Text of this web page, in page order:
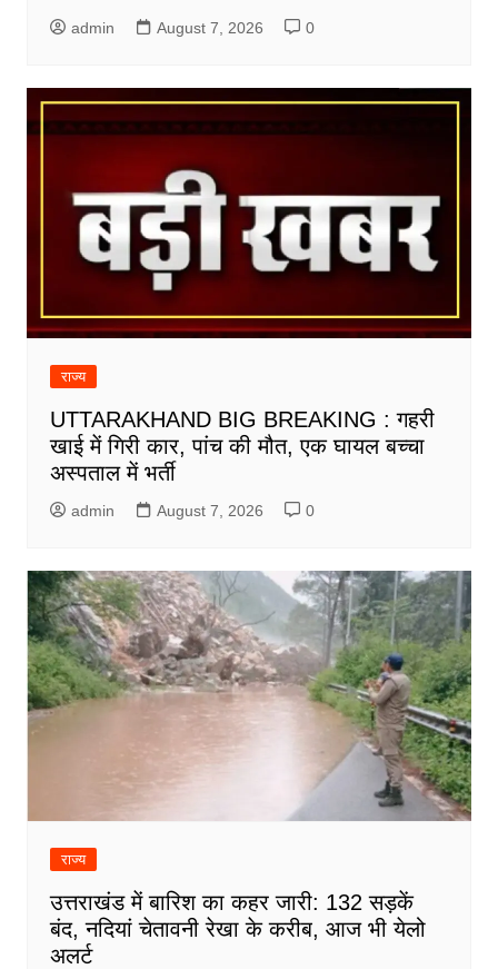
admin August 7, 2026 0
राज्य
UTTARAKHAND BIG BREAKING : गहरी
खाई में गिरी कार, पांच की मौत, एक घायल बच्चा
अस्पताल में भर्ती
admin August 7, 2026 0
राज्य
उत्तराखंड में बारिश का कहर जारी: 132 सड़कें
बंद, नदियां चेतावनी रेखा के करीब, आज भी येलो
अलर्ट